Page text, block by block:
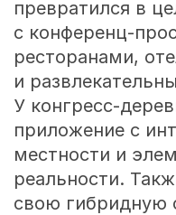
превратился в
с конференц-
ресторанами,
и
У конгресс-
приложение с
местности и
реальности.
свою гибридную